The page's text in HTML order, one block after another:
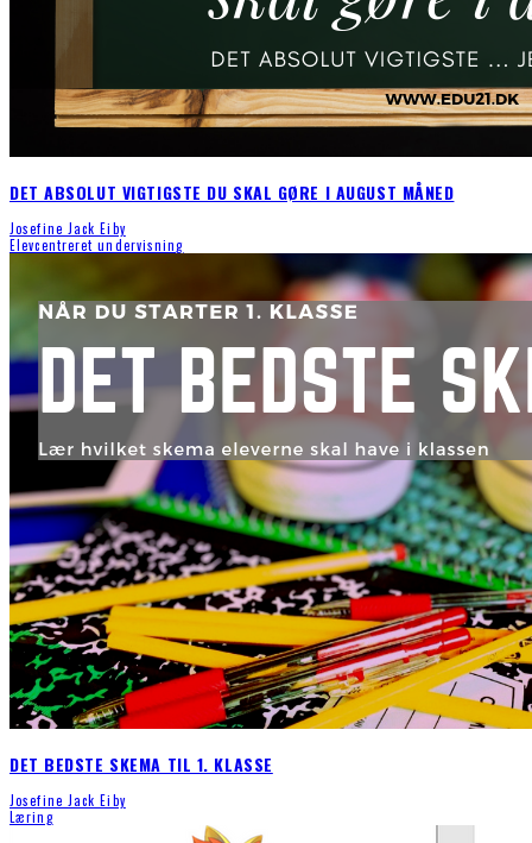
DET ABSOLUT VIGTIGSTE DU SKAL GØRE I AUGUST MÅNED
Josefine Jack Eiby
Elevcentreret undervisning
DET BEDSTE SKEMA TIL 1. KLASSE
Josefine Jack Eiby
Læring